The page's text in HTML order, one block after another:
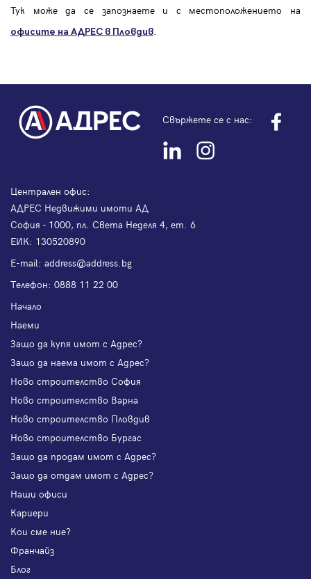
Тук може да се запознаете и с местоположението на
офисите на АДРЕС в Пловдив.
Свържете се с нас:
Централен офис:
АДРЕС Недвижими имоти АД
София - 1000, пл. Света Неделя 4, ет. 6
ЕИК: 130520890
Е-mail: address@address.bg
Телефон: 0888 11 22 00
Начало
Наеми
Защо да купя имот с Адрес?
Защо да наема имот с Адрес?
Ново строителство София
Ново строителство Варна
Ново строителство Пловдив
Ново строителство Бургас
Защо да продам имот с Адрес?
Защо да отдам имот с Адрес?
Наши офиси
Кариери
Кои сме ние?
Франчайз
Блог